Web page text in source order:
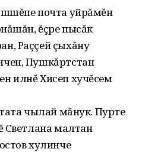
почта уйрăмĕн
ĕçре пысăк
Раççей çыхăну
Пушкăртстан
илнĕ Хисеп хучĕсем
чылай мăнук. Пурте
Светлана малтан
хулинче